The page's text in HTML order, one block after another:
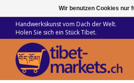
Handwerkskunst vom Dach der Welt.
Holen Sie sich ein Stück Tibet.
Wir benutzen Cookies nur